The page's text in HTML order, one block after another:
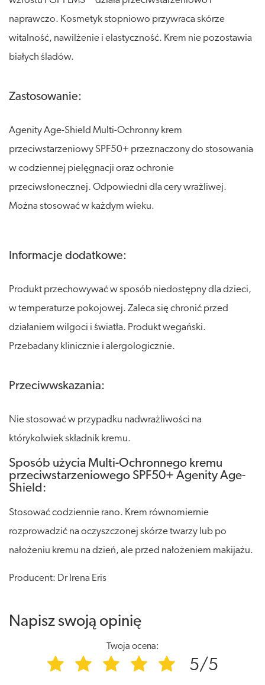
naprawczo. Kosmetyk stopniowo przywraca skórze
witalność, nawilżenie i elastyczność. Krem nie pozostawia
białych śladów.
Zastosowanie:
Agenity Age-Shield Multi-Ochronny krem
przeciwstarzeniowy SPF50+ przeznaczony do stosowania
w codziennej pielęgnacji oraz ochronie
przeciwsłonecznej. Odpowiedni dla cery wrażliwej.
Można stosować w każdym wieku.
Informacje dodatkowe:
Produkt przechowywać w sposób niedostępny dla dzieci,
w temperaturze pokojowej. Zaleca się chronić przed
działaniem wilgoci i światła. Produkt wegański.
Przebadany klinicznie i alergologicznie.
Przeciwwskazania:
Nie stosować w przypadku nadwrażliwości na
którykolwiek składnik kremu.
Sposób użycia Multi-Ochronnego kremu
przeciwstarzeniowego SPF50+ Agenity Age-
Shield:
Stosować codziennie rano. Krem równomiernie
rozprowadzić na oczyszczonej skórze twarzy lub po
nałożeniu kremu na dzień, ale przed nałożeniem makijażu.
Producent: Dr Irena Eris
Napisz swoją opinię
Twoja ocena:
5/5